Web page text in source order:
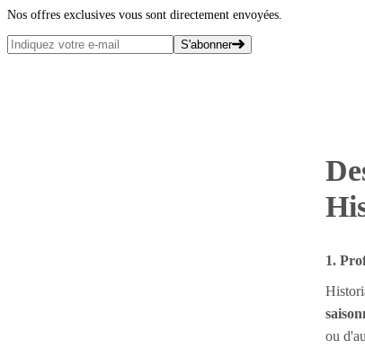
Nos offres exclusives vous sont directement envoyées.
S'abonner
1.
ou